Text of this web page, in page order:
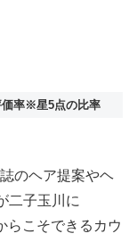
率※星5点の比率
のヘア提案やヘ
二子玉川に
らこそできるカウ